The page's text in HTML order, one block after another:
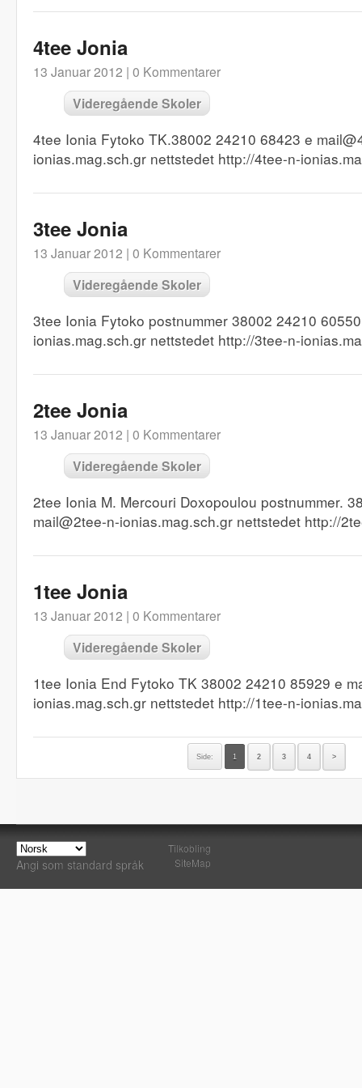
4tee Jonia
13 Januar 2012 | 0 Kommentarer
Videregående Skoler
4tee Ionia Fytoko TK.38002 24210 68423 e
ionias.mag.sch.gr nettstedet http://4tee-n-
3tee Jonia
13 Januar 2012 | 0 Kommentarer
Videregående Skoler
3tee Ionia Fytoko postnummer 38002 24210
ionias.mag.sch.gr nettstedet http://3tee-n-
2tee Jonia
13 Januar 2012 | 0 Kommentarer
Videregående Skoler
2tee Ionia M. Mercouri Doxopoulou postnummer.
mail@2tee-n-ionias.mag.sch.gr nettstedet http://
1tee Jonia
13 Januar 2012 | 0 Kommentarer
Videregående Skoler
1tee Ionia End Fytoko TK 38002 24210 85929 e
ionias.mag.sch.gr nettstedet http://1tee-n-
Side: 1 2 3 4 >
Angi som standard språk
Tilkobling
SiteMap